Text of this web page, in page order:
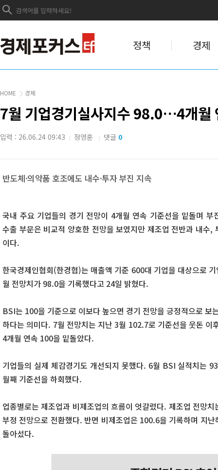
정책 경제
HOME 경제
7월 기업경기실사지수 98.0…4개월
입력 : 26.06.24 09:43 | 정영훈 | 댓글 0
반도체·의약품 호조에도 내수·투자 부진 지속
국내 주요 기업들의 경기 전망이 4개월 연속 기준선을 밑돌며 부
수출 부문은 비교적 양호한 전망을 보였지만 제조업 전반과 내수,
이다.
한국경제인협회(한경협)는 매출액 기준 600대 기업을 대상으로
월 전망치가 98.0을 기록했다고 24일 밝혔다.
BSI는 100을 기준으로 이보다 높으면 경기 전망을 긍정적으로 보
하다는 의미다. 7월 전망치는 지난 3월 102.7로 기준선을 웃돈
4개월 연속 100을 밑돌았다.
기업들의 실제 체감경기도 개선되지 못했다. 6월 BSI 실적치는
월째 기준선을 하회했다.
업종별로는 제조업과 비제조업의 흐름이 엇갈렸다. 제조업 전망
부정 전망으로 전환했다. 반면 비제조업은 100.6을 기록하며 지
돌아섰다.